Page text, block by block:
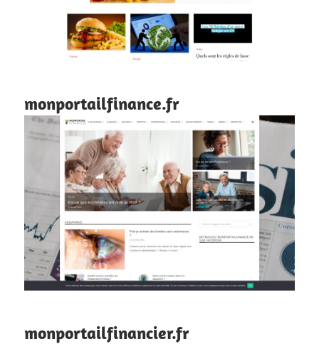
monportailfinance.fr
monportailfinancier.fr